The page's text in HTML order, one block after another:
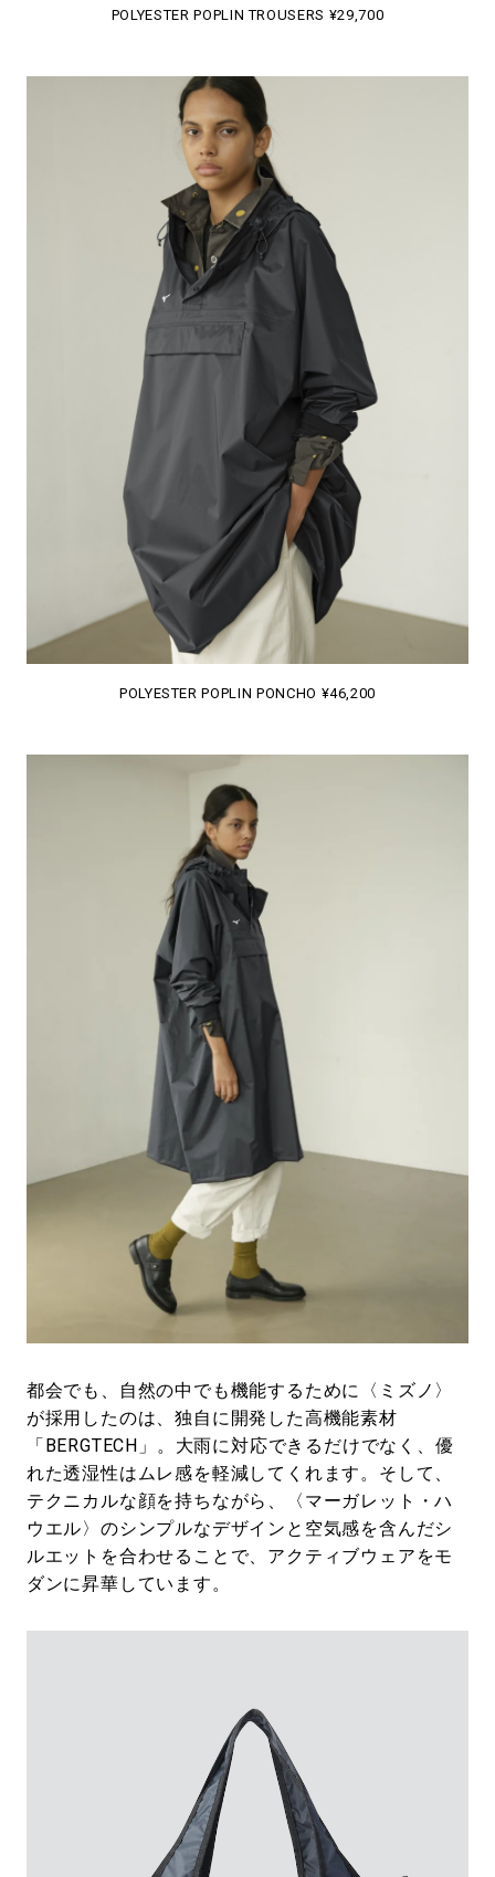
POLYESTER POPLIN TROUSERS ¥29,700
POLYESTER POPLIN PONCHO ¥46,200
都会でも、自然の中でも機能するために〈ミズノ〉
が採用したのは、独自に開発した高機能素材
「BERGTECH」。大雨に対応できるだけでなく、優
れた透湿性はムレ感を軽減してくれます。そして、
テクニカルな顔を持ちながら、〈マーガレット・ハ
ウエル〉のシンプルなデザインと空気感を含んだシ
ルエットを合わせることで、アクティブウェアをモ
ダンに昇華しています。